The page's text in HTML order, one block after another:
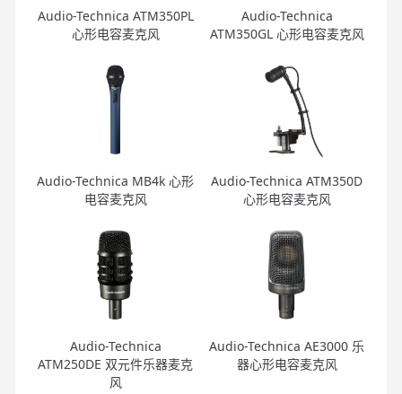
Audio-Technica ATM350PL
心形电容麦克风
Audio-Technica
ATM350GL 心形电容麦克风
Audio-Technica MB4k 心形
电容麦克风
Audio-Technica ATM350D
心形电容麦克风
Audio-Technica
ATM250DE 双元件乐器麦克
风
Audio-Technica AE3000 乐
器心形电容麦克风